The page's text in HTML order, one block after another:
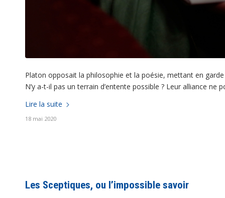
Platon opposait la philosophie et la poésie, mettant en
N’y a-t-il pas un terrain d’entente possible ? Leur alliance
Lire la suite
18 mai 2020
Les Sceptiques, ou l’impossible savoir